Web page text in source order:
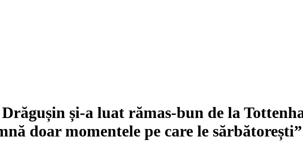
și-a luat rămas-bun de la
doar momentele pe care le sărbătorești”